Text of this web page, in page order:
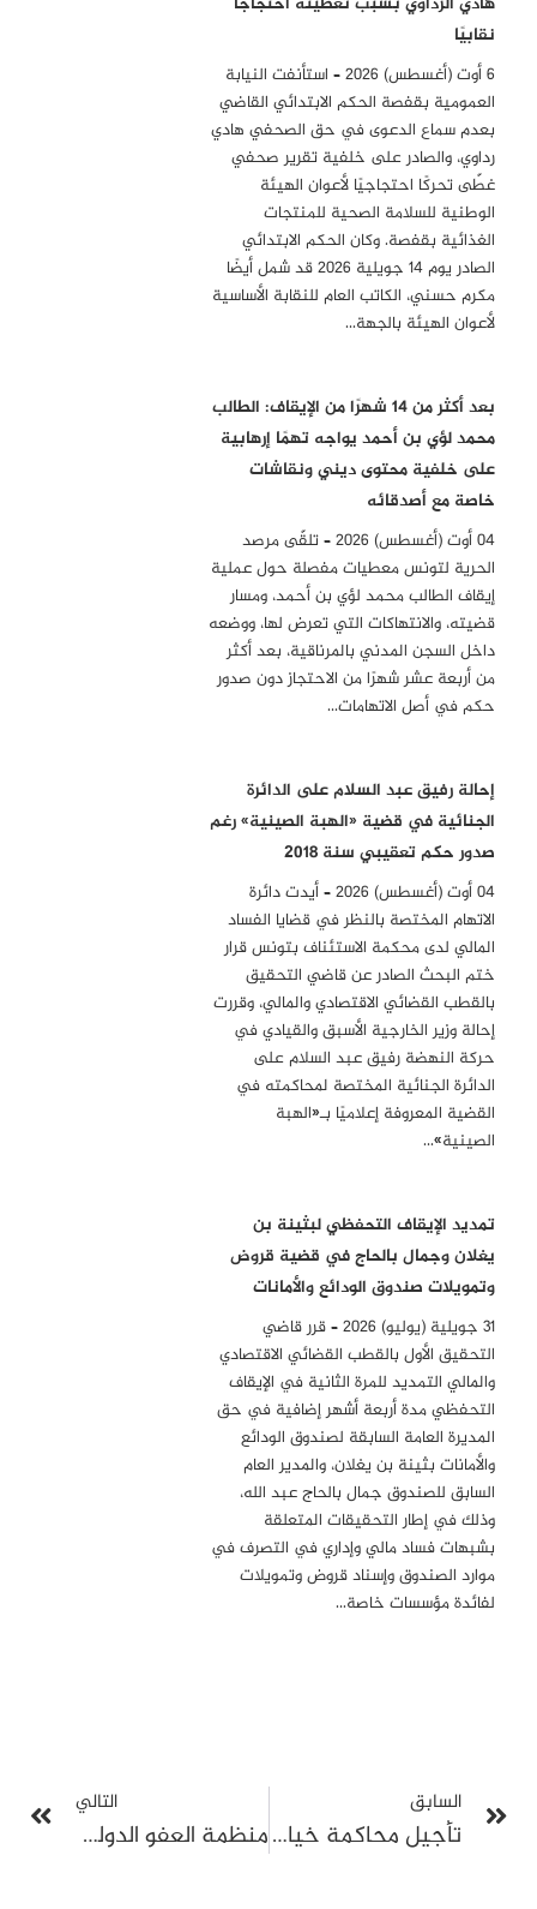
نقابيًا
6 أوت (أغسطس) 2026 – استأنفت النيابة
العمومية بقفصة الحكم الابتدائي القاضي
بعدم سماع الدعوى في حق الصحفي هادي
رداوي، والصادر على خلفية تقرير صحفي
غطّى تحركًا احتجاجيًا لأعوان الهيئة
الوطنية للسلامة الصحية للمنتجات
الغذائية بقفصة. وكان الحكم الابتدائي
الصادر يوم 14 جويلية 2026 قد شمل أيضًا
مكرم حسني، الكاتب العام للنقابة الأساسية
لأعوان الهيئة بالجهة…
بعد أكثر من 14 شهرًا من الإيقاف: الطالب
محمد لؤي بن أحمد يواجه تهمًا إرهابية
على خلفية محتوى ديني ونقاشات
خاصة مع أصدقائه
04 أوت (أغسطس) 2026 – تلقّى مرصد
الحرية لتونس معطيات مفصلة حول عملية
إيقاف الطالب محمد لؤي بن أحمد، ومسار
قضيته، والانتهاكات التي تعرض لها، ووضعه
داخل السجن المدني بالمرناقية، بعد أكثر
من أربعة عشر شهرًا من الاحتجاز دون صدور
حكم في أصل الاتهامات…
إحالة رفيق عبد السلام على الدائرة
الجنائية في قضية «الهبة الصينية» رغم
صدور حكم تعقيبي سنة 2018
04 أوت (أغسطس) 2026 – أيدت دائرة
الاتهام المختصة بالنظر في قضايا الفساد
المالي لدى محكمة الاستئناف بتونس قرار
ختم البحث الصادر عن قاضي التحقيق
بالقطب القضائي الاقتصادي والمالي، وقررت
إحالة وزير الخارجية الأسبق والقيادي في
حركة النهضة رفيق عبد السلام على
الدائرة الجنائية المختصة لمحاكمته في
القضية المعروفة إعلاميًا بـ«الهبة
الصينية»…
تمديد الإيقاف التحفظي لبثينة بن
يغلان وجمال بالحاج في قضية قروض
وتمويلات صندوق الودائع والأمانات
31 جويلية (يوليو) 2026 – قرر قاضي
التحقيق الأول بالقطب القضائي الاقتصادي
والمالي التمديد للمرة الثانية في الإيقاف
التحفظي مدة أربعة أشهر إضافية في حق
المديرة العامة السابقة لصندوق الودائع
والأمانات بثينة بن يغلان، والمدير العام
السابق للصندوق جمال بالحاج عبد الله،
وذلك في إطار التحقيقات المتعلقة
بشبهات فساد مالي وإداري في التصرف في
موارد الصندوق وإسناد قروض وتمويلات
لفائدة مؤسسات خاصة…
السابق
تأجيل محاكمة خيام التركي في قضية مالية مع تواصل سجنه على ذمة ملف “التآمر على أمن الدولة 1”
التالي
منظمة العفو الدولية تطالب بإلغاء الأحكام الجائرة في قضية “التآمر على أمن الدولة 1” والإفراج عن جميع المتهمين